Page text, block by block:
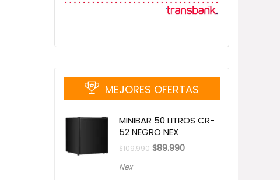
MEJORES OFERTAS
MINIBAR 50 LITROS CR-
52 NEGRO NEX
$109.990 El
$89.990El
Nex